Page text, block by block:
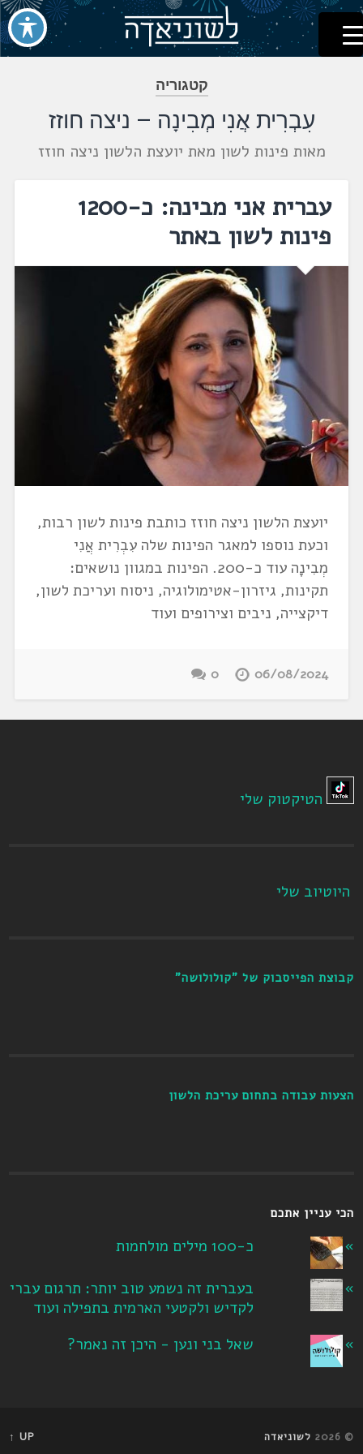
דלג
לתוכן
לשוניאדה
עברית. לשון. שפה
קטגוריה
עִבְרִית אֲנִי מְבִינָה – ניצה חוזז
מאות פינות לשון מאת יועצת הלשון ניצה חוזז
עברית אני מבינה: כ-1200
פינות לשון באתר
יועצת הלשון ניצה חוזז כותבת פינות לשון רבות,
וכעת נוספו למאגר הפינות שלה עִבְרִית אֲנִי
מְבִינָה עוד כ-200. הפינות במגוון נושאים:
תקינות, גיזרון-אטימולוגיה, ניסוח ועריכת לשון,
דיקצייה, ניבים וצירופים ועוד
06/08/2024
0
הטיקטוק שלי
היוטיוב שלי
קבוצת הפייסבוק של "קולולושה"
הצעות עבודה בתחום עריכת הלשון
הכי עניין אתכם
כ-100 מילים מולחמות
בעברית זה נשמע טוב יותר: תרגום עברי
לקדיש ולקטעי הארמית בתפילה ועוד
שאל בני ונען - היכן זה נאמר?
© 2026 לשוניאדה UP ↑